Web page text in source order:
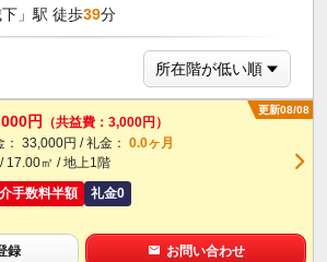
下」駅 徒歩39分
更新08/08
円
（共益費：3,000円）
： 33,000円 / 礼金： 0.0ヶ月
17.00㎡ / 地上1階
手数料半額
礼金0
録 お問い合わせ